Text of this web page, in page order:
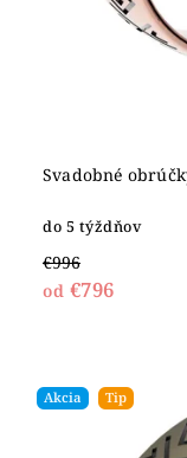
Svadobné
do 5 týždňov
€996
od €796
Akcia Tip